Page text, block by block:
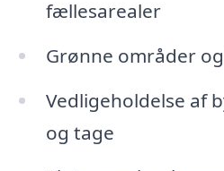
fællesarealer
Grønne områder
Vedligeholdelse af
og tage